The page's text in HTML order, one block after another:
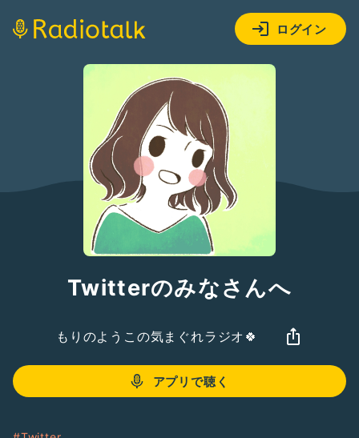
ログイン
Twitterのみなさんへ
もりのようこの気まぐれラジオ🍀
アプリで聴く